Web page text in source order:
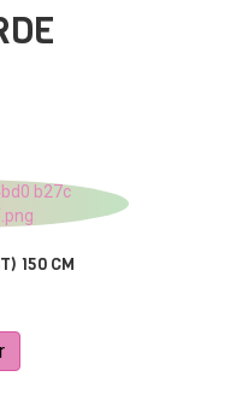
150 CM